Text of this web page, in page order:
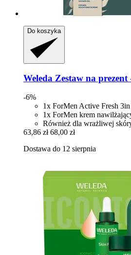
Do koszyka
Weleda Zestaw na prezent
-6%
1x ForMen Active Fresh
1x ForMen krem
Również dla wrażliwej
63,86 zł 68,00 zł
Dostawa do 12 sierpnia